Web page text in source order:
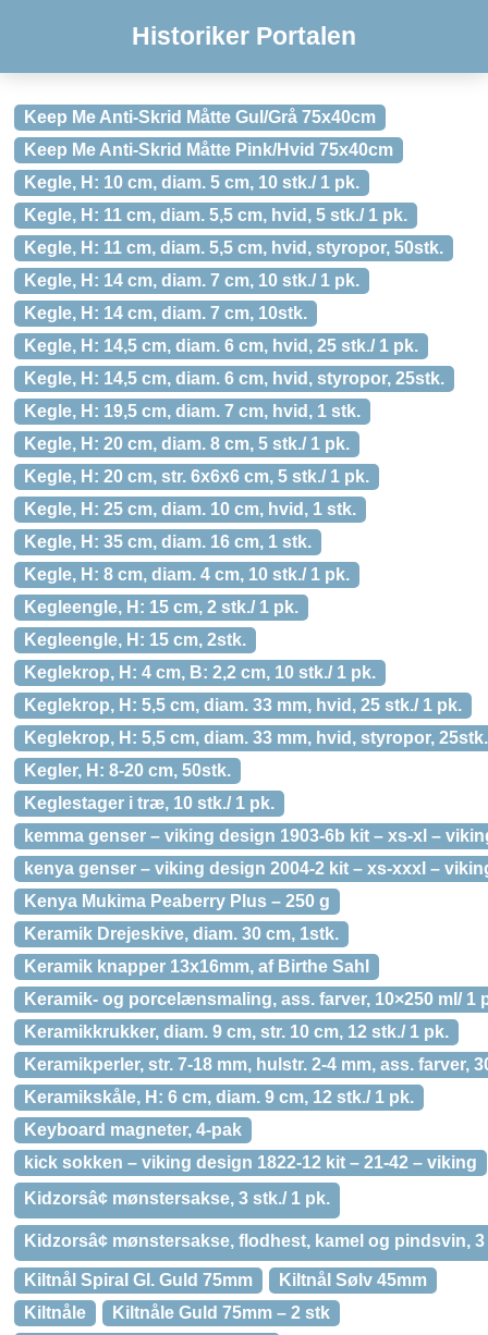
Historiker Portalen
Keep Me Anti-Skrid Måtte Gul/Grå 75x40cm
Keep Me Anti-Skrid Måtte Pink/Hvid 75x40cm
Kegle, H: 10 cm, diam. 5 cm, 10 stk./ 1 pk.
Kegle, H: 11 cm, diam. 5,5 cm, hvid, 5 stk./ 1 pk.
Kegle, H: 11 cm, diam. 5,5 cm, hvid, styropor, 50stk.
Kegle, H: 14 cm, diam. 7 cm, 10 stk./ 1 pk.
Kegle, H: 14 cm, diam. 7 cm, 10stk.
Kegle, H: 14,5 cm, diam. 6 cm, hvid, 25 stk./ 1 pk.
Kegle, H: 14,5 cm, diam. 6 cm, hvid, styropor, 25stk.
Kegle, H: 19,5 cm, diam. 7 cm, hvid, 1 stk.
Kegle, H: 20 cm, diam. 8 cm, 5 stk./ 1 pk.
Kegle, H: 20 cm, str. 6x6x6 cm, 5 stk./ 1 pk.
Kegle, H: 25 cm, diam. 10 cm, hvid, 1 stk.
Kegle, H: 35 cm, diam. 16 cm, 1 stk.
Kegle, H: 8 cm, diam. 4 cm, 10 stk./ 1 pk.
Kegleengle, H: 15 cm, 2 stk./ 1 pk.
Kegleengle, H: 15 cm, 2stk.
Keglekrop, H: 4 cm, B: 2,2 cm, 10 stk./ 1 pk.
Keglekrop, H: 5,5 cm, diam. 33 mm, hvid, 25 stk./ 1 pk.
Keglekrop, H: 5,5 cm, diam. 33 mm, hvid, styropor, 25stk.
Kegler, H: 8-20 cm, 50stk.
Keglestager i træ, 10 stk./ 1 pk.
kemma genser – viking design 1903-6b kit – xs-xl –
kenya genser – viking design 2004-2 kit – xs-xxxl –
Kenya Mukima Peaberry Plus – 250 g
Keramik Drejeskive, diam. 30 cm, 1stk.
Keramik knapper 13x16mm, af Birthe Sahl
Keramik- og porcelænsmaling, ass. farver, 10×250 ml/ 1
Keramikkrukker, diam. 9 cm, str. 10 cm, 12 stk./ 1 pk.
Keramikperler, str. 7-18 mm, hulstr. 2-4 mm, ass. farver,
Keramikskåle, H: 6 cm, diam. 9 cm, 12 stk./ 1 pk.
Keyboard magneter, 4-pak
kick sokken – viking design 1822-12 kit – 21-42 – viking
Kidzorsâ¢ mønstersakse, 3 stk./ 1 pk.
Kidzorsâ¢ mønstersakse, flodhest, kamel og pindsvin,
Kiltnål Spiral Gl. Guld 75mm
Kiltnål Sølv 45mm
Kiltnåle
Kiltnåle Guld 75mm – 2 stk